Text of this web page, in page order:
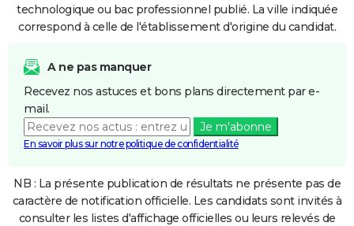
technologique ou bac professionnel publié. La ville indiquée
correspond à celle de l'établissement d'origine du candidat.
A ne pas manquer
Recevez nos astuces et bons plans directement par e-
mail.
Je m'abonne
En savoir plus sur notre politique de confidentialité
NB : La présente publication de résultats ne présente pas de
caractère de notification officielle. Les candidats sont invités à
consulter les listes d'affichage officielles ou leurs relevés de